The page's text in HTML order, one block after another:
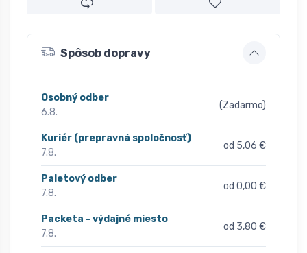
Spôsob dopravy
Osobný odber
6.8.
(Zadarmo)
Kuriér (prepravná spoločnosť)
7.8.
od 5,06 €
Paletový odber
7.8.
od 0,00 €
Packeta - výdajné miesto
7.8.
od 3,80 €